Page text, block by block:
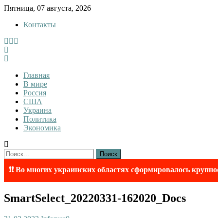
Skip
content
Пятница, 07 августа, 2026
Контакты
InfoRuss
InfoRuss — Новости
Главная
В мире
Россия
США
Украина
Политика
Экономика
Найти:
❗❗ Во многих украинских областях сформировалось
SmartSelect_20220331-162020_Docs